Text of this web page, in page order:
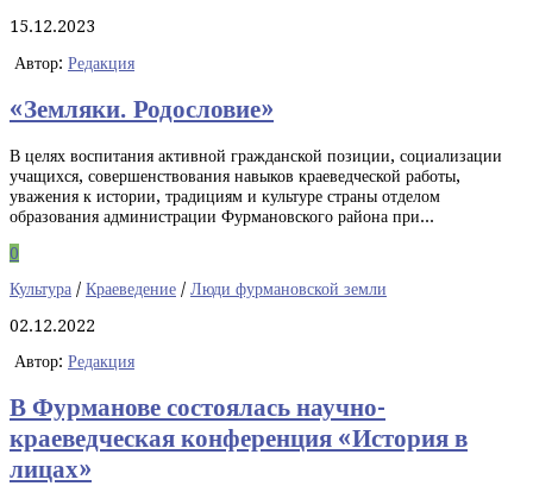
15.12.2023
Автор: Редакция
«Земляки. Родословие»
В целях воспитания активной гражданской позиции, социализации
учащихся, совершенствования навыков краеведческой работы,
уважения к истории, традициям и культуре страны отделом
образования администрации Фурмановского района при...
0
Культура / Краеведение / Люди фурмановской земли
02.12.2022
Автор: Редакция
В Фурманове состоялась научно-
краеведческая конференция «История в
лицах»